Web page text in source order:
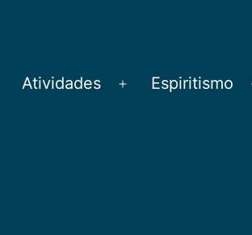
Abrir
Atividades
Abrir
Espiritismo